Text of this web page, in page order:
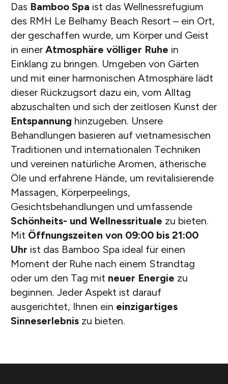
Das Bamboo Spa ist das Wellnessrefugium
des RMH Le Belhamy Beach Resort – ein Ort,
der geschaffen wurde, um Körper und Geist
in einerAtmosphäre völliger Ruhe in
Einklang zu bringen. Umgeben von Gärten
und mit einer harmonischen Atmosphäre lädt
dieser Rückzugsort dazu ein, vom Alltag
abzuschalten und sich der zeitlosen Kunst der
Entspannung hinzugeben. Unsere
Behandlungen basieren auf vietnamesischen
Traditionen und internationalen Techniken
und vereinen natürliche Aromen, ätherische
Öle und erfahrene Hände, um revitalisierende
Massagen, Körperpeelings,
Gesichtsbehandlungen und umfassende
Schönheits- und Wellnessrituale zu bieten.
Mit Öffnungszeiten von 09:00 bis 21:00
Uhr ist das Bamboo Spa ideal für einen
Moment der Ruhe nach einem Strandtag
oder um den Tag mit neuer Energie zu
beginnen. Jeder Aspekt ist darauf
ausgerichtet, Ihnen ein einzigartiges
Sinneserlebniszu bieten.